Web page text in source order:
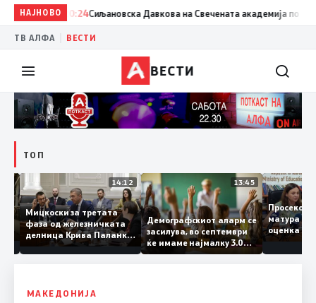
НАЈНОВО
20:24 Сиљановска Давкова на Свечената академија по повод
ТВ АЛФА ВЕСТИ
ВЕСТИ
ТОП
15:20
Во
14:12
Мицкоски за третата
фаза од железничката
делница Крива Паланка
– Деве Баир: Проектот
нема да заврши на
целина
13:45
Демографскиот аларм се
засилува, во септември
ќе имаме најмалку 3.000
првачиња помалку
матура
оценка
МАКЕДОНИЈА